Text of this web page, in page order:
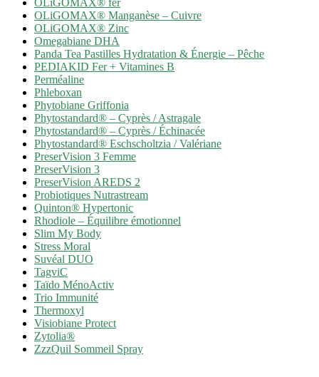
OLiGOMAX® fer
OLiGOMAX® Manganèse – Cuivre
OLiGOMAX® Zinc
Omegabiane DHA
Panda Tea Pastilles Hydratation & Énergie – Pêche
PEDIAKID Fer + Vitamines B
Perméaline
Phleboxan
Phytobiane Griffonia
Phytostandard® – Cyprès / Astragale
Phytostandard® – Cyprès / Échinacée
Phytostandard® Eschscholtzia / Valériane
PreserVision 3 Femme
PreserVision 3
PreserVision AREDS 2
Probiotiques Nutrastream
Quinton® Hypertonic
Rhodiole – Équilibre émotionnel
Slim My Body
Stress Moral
Suvéal DUO
TagviC
Taïdo MénoActiv
Trio Immunité
Thermoxyl
Visiobiane Protect
Zytolia®
ZzzQuil Sommeil Spray